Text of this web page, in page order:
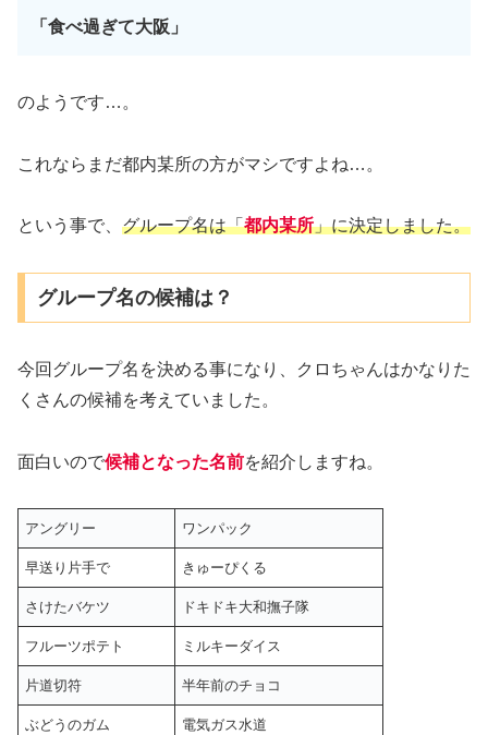
「食べ過ぎて大阪」
のようです…。
これならまだ都内某所の方がマシですよね…。
という事で、 グループ名は「都内某所」に決定しました。
グループ名の候補は？
今回グループ名を決める事になり、クロちゃんはかなりた
くさんの候補を考えていました。
面白いので候補となった名前を紹介しますね。
アングリー ワンパック
早送り片手で きゅーぴくる
さけたバケツ ドキドキ大和撫子隊
フルーツポテト ミルキーダイス
片道切符 半年前のチョコ
ぶどうのガム 電気ガス水道